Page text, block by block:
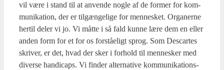
vil være i stand til at anven­de nog­le af de for­mer for kom­
mu­ni­ka­tion, der er til­gæn­ge­li­ge for men­ne­sket. Orga­ner­ne
her­til deler vi jo. Vi måt­te i så fald kun­ne lære dem en eller
anden form for et for os for­stå­e­ligt sprog. Som Descar­tes
skri­ver, er det, hvad der sker i for­hold til men­ne­sker med
diver­se han­di­caps. Vi fin­der alter­na­ti­ve kom­mu­ni­ka­tions­